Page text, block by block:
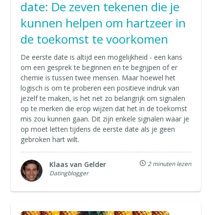
date: De zeven tekenen die je
kunnen helpen om hartzeer in
de toekomst te voorkomen
De eerste date is altijd een mogelijkheid - een kans
om een gesprek te beginnen en te begrijpen of er
chemie is tussen twee mensen. Maar hoewel het
logisch is om te proberen een positieve indruk van
jezelf te maken, is het net zo belangrijk om signalen
op te merken die erop wijzen dat het in de toekomst
mis zou kunnen gaan. Dit zijn enkele signalen waar je
op moet letten tijdens de eerste date als je geen
gebroken hart wilt.
Klaas van Gelder
Datingblogger
2 minuten lezen